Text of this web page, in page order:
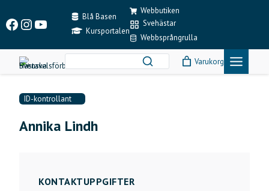
content
Facebook
Instagram
YouTubeBlå Basen
Kursportalen
Webbutiken
Svehästar
Webbsprångrulla
Varukorg
ID-kontrollant
Annika Lindh
KONTAKTUPPGIFTER